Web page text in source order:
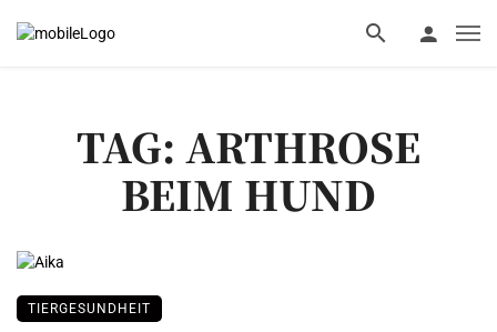
TAG: ARTHROSE
BEIM HUND
TIERGESUNDHEIT